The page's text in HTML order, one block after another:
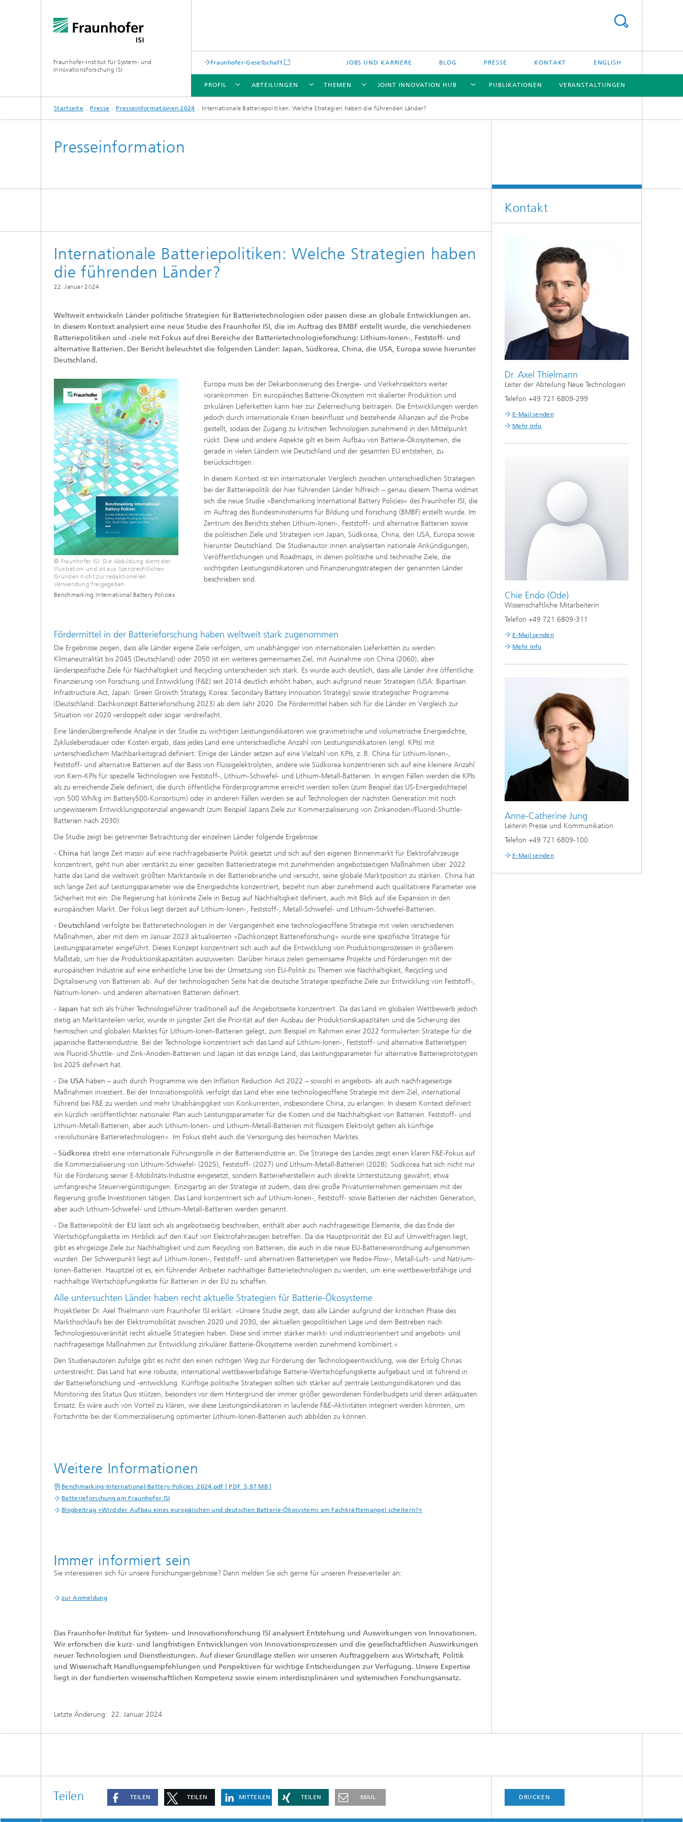
Fraunhofer-Institut für System- und
Innovationsforschung ISI
Fraunhofer-Gesellschaft JOBS UND KARRIERE BLOG PRESSE KONTAKT ENGLISH
PROFIL
PROFIL
ABTEILUNGEN
ABTEILUNGEN
THEMEN
THEMEN
JOINT INNOVATION HUB
JOINT INNOVATION HUB
PUBLIKATIONEN VERANSTALTUNGEN
Startseite Presse Presseinformationen 2024 Internationale Batteriepolitiken: Welche Strategien haben die führenden Länder?
Presseinformation
Internationale Batteriepolitiken: Welche Strategien haben
die führenden Länder?
22. Januar 2024
Weltweit entwickeln Länder politische Strategien für Batterietechnologien oder passen diese an globale Entwicklungen an.
In diesem Kontext analysiert eine neue Studie des Fraunhofer ISI, die im Auftrag des BMBF erstellt wurde, die verschiedenen
Batteriepolitiken und -ziele mit Fokus auf drei Bereiche der Batterietechnologieforschung: Lithium-Ionen-, Feststoff- und
alternative Batterien. Der Bericht beleuchtet die folgenden Länder: Japan, Südkorea, China, die USA, Europa sowie hierunter
Deutschland.
© Fraunhofer ISI. Die Abbildung dient der
Illustration und ist aus lizenzrechtlichen
Gründen nicht zur redaktionellen
Verwendung freigegeben.
Benchmarking International Battery Policies
Europa muss bei der Dekarbonisierung des Energie- und Verkehrssektors weiter
vorankommen. Ein europäisches Batterie-Ökosystem mit skalierter Produktion und
zirkulären Lieferketten kann hier zur Zielerreichung beitragen. Die Entwicklungen werden
jedoch durch internationale Krisen beeinflusst und bestehende Allianzen auf die Probe
gestellt, sodass der Zugang zu kritischen Technologien zunehmend in den Mittelpunkt
rückt. Diese und andere Aspekte gilt es beim Aufbau von Batterie-Ökosystemen, die
gerade in vielen Ländern wie Deutschland und der gesamten EU entstehen, zu
berücksichtigen.
In diesem Kontext ist ein internationaler Vergleich zwischen unterschiedlichen Strategien
bei der Batteriepolitik der hier führenden Länder hilfreich – genau diesem Thema widmet
sich die neue Studie »Benchmarking International Battery Policies« des Fraunhofer ISI, die
im Auftrag des Bundesministeriums für Bildung und Forschung (BMBF) erstellt wurde. Im
Zentrum des Berichts stehen Lithium-Ionen-, Feststoff- und alternative Batterien sowie
die politischen Ziele und Strategien von Japan, Südkorea, China, den USA, Europa sowie
hierunter Deutschland. Die Studienautor:innen analysierten nationale Ankündigungen,
Veröffentlichungen und Roadmaps, in denen politische und technische Ziele, die
wichtigsten Leistungsindikatoren und Finanzierungsstrategien der genannten Länder
beschrieben sind.
Fördermittel in der Batterieforschung haben weltweit stark zugenommen
Die Ergebnisse zeigen, dass alle Länder eigene Ziele verfolgen, um unabhängiger von internationalen Lieferketten zu werden.
Klimaneutralität bis 2045 (Deutschland) oder 2050 ist ein weiteres gemeinsames Ziel, mit Ausnahme von China (2060), aber
länderspezifische Ziele für Nachhaltigkeit und Recycling unterscheiden sich stark. Es wurde auch deutlich, dass alle Länder ihre öffentliche
Finanzierung von Forschung und Entwicklung (F&E) seit 2014 deutlich erhöht haben, auch aufgrund neuer Strategien (USA: Bipartisan
Infrastructure Act, Japan: Green Growth Strategy, Korea: Secondary Battery Innovation Strategy) sowie strategischer Programme
(Deutschland: Dachkonzept Batterieforschung 2023) ab dem Jahr 2020. Die Fördermittel haben sich für die Länder im Vergleich zur
Situation vor 2020 verdoppelt oder sogar verdreifacht.
Eine länderübergreifende Analyse in der Studie zu wichtigen Leistungsindikatoren wie gravimetrische und volumetrische Energiedichte,
Zykluslebensdauer oder Kosten ergab, dass jedes Land eine unterschiedliche Anzahl von Leistungsindikatoren (engl. KPIs) mit
unterschiedlichem Machbarkeitsgrad definiert: Einige der Länder setzen auf eine Vielzahl von KPIs, z. B. China für Lithium-Ionen-,
Feststoff- und alternative Batterien auf der Basis von Flüssigelektrolyten, andere wie Südkorea konzentrieren sich auf eine kleinere Anzahl
von Kern-KPIs für spezielle Technologien wie Feststoff-, Lithium-Schwefel- und Lithium-Metall-Batterien. In einigen Fällen werden die KPIs
als zu erreichende Ziele definiert, die durch öffentliche Förderprogramme erreicht werden sollen (zum Beispiel das US-Energiedichteziel
von 500 Wh/kg im Battery500-Konsortium) oder in anderen Fällen werden sie auf Technologien der nächsten Generation mit noch
ungewisserem Entwicklungspotenzial angewandt (zum Beispiel Japans Ziele zur Kommerzialisierung von Zinkanoden-/Fluorid-Shuttle-
Batterien nach 2030).
Die Studie zeigt bei getrennter Betrachtung der einzelnen Länder folgende Ergebnisse:
- China hat lange Zeit massiv auf eine nachfragebasierte Politik gesetzt und sich auf den eigenen Binnenmarkt für Elektrofahrzeuge
konzentriert, geht nun aber verstärkt zu einer gezielten Batteriestrategie mit zunehmenden angebotsseitigen Maßnahmen über. 2022
hatte das Land die weltweit größten Marktanteile in der Batteriebranche und versucht, seine globale Marktposition zu stärken. China hat
sich lange Zeit auf Leistungsparameter wie die Energiedichte konzentriert, bezieht nun aber zunehmend auch qualitativere Parameter wie
Sicherheit mit ein. Die Regierung hat konkrete Ziele in Bezug auf Nachhaltigkeit definiert, auch mit Blick auf die Expansion in den
europäischen Markt. Der Fokus liegt derzeit auf Lithium-Ionen-, Feststoff-, Metall-Schwefel- und Lithium-Schwefel-Batterien.
- Deutschland verfolgte bei Batterietechnologien in der Vergangenheit eine technologieoffene Strategie mit vielen verschiedenen
Maßnahmen, aber mit dem im Januar 2023 aktualisierten »Dachkonzept Batterieforschung« wurde eine spezifische Strategie für
Leistungsparameter eingeführt. Dieses Konzept konzentriert sich auch auf die Entwicklung von Produktionsprozessen in größerem
Maßstab, um hier die Produktionskapazitäten auszuweiten. Darüber hinaus zielen gemeinsame Projekte und Förderungen mit der
europäischen Industrie auf eine einheitliche Linie bei der Umsetzung von EU-Politik zu Themen wie Nachhaltigkeit, Recycling und
Digitalisierung von Batterien ab. Auf der technologischen Seite hat die deutsche Strategie spezifische Ziele zur Entwicklung von Feststoff-,
Natrium-Ionen- und anderen alternativen Batterien definiert.
- Japan hat sich als früher Technologieführer traditionell auf die Angebotsseite konzentriert. Da das Land im globalen Wettbewerb jedoch
stetig an Marktanteilen verlor, wurde in jüngster Zeit die Priorität auf den Ausbau der Produktionskapazitäten und die Sicherung des
heimischen und globalen Marktes für Lithium-Ionen-Batterien gelegt, zum Beispiel im Rahmen einer 2022 formulierten Strategie für die
japanische Batterieindustrie. Bei der Technologie konzentriert sich das Land auf Lithium-Ionen-, Feststoff- und alternative Batterietypen
wie Fluorid-Shuttle- und Zink-Anoden-Batterien und Japan ist das einzige Land, das Leistungsparameter für alternative Batterieprototypen
bis 2025 definiert hat.
- Die USA haben – auch durch Programme wie den Inflation Reduction Act 2022 – sowohl in angebots- als auch nachfrageseitige
Maßnahmen investiert. Bei der Innovationspolitik verfolgt das Land eher eine technologieoffene Strategie mit dem Ziel, international
führend bei F&E zu werden und mehr Unabhängigkeit von Konkurrenten, insbesondere China, zu erlangen. In diesem Kontext definiert
ein kürzlich veröffentlichter nationaler Plan auch Leistungsparameter für die Kosten und die Nachhaltigkeit von Batterien. Feststoff- und
Lithium-Metall-Batterien, aber auch Lithium-Ionen- und Lithium-Metall-Batterien mit flüssigem Elektrolyt gelten als künftige
»revolutionäre Batterietechnologien«. Im Fokus steht auch die Versorgung des heimischen Marktes.
- Südkorea strebt eine internationale Führungsrolle in der Batterieindustrie an. Die Strategie des Landes zeigt einen klaren F&E-Fokus auf
die Kommerzialisierung von Lithium-Schwefel- (2025), Feststoff- (2027) und Lithium-Metall-Batterien (2028). Südkorea hat sich nicht nur
für die Förderung seiner E-Mobilitäts-Industrie eingesetzt, sondern Batterieherstellern auch direkte Unterstützung gewährt, etwa
umfangreiche Steuervergünstigungen. Einzigartig an der Strategie ist zudem, dass drei große Privatunternehmen gemeinsam mit der
Regierung große Investitionen tätigen. Das Land konzentriert sich auf Lithium-Ionen-, Feststoff- sowie Batterien der nächsten Generation,
aber auch Lithium-Schwefel- und Lithium-Metall-Batterien werden genannt.
- Die Batteriepolitik der EU lässt sich als angebotsseitig beschreiben, enthält aber auch nachfrageseitige Elemente, die das Ende der
Wertschöpfungskette im Hinblick auf den Kauf von Elektrofahrzeugen betreffen. Da die Hauptpriorität der EU auf Umweltfragen liegt,
gibt es ehrgeizige Ziele zur Nachhaltigkeit und zum Recycling von Batterien, die auch in die neue EU-Batterieverordnung aufgenommen
wurden. Der Schwerpunkt liegt auf Lithium-Ionen-, Feststoff- und alternativen Batterietypen wie Redox-Flow-, Metall-Luft- und Natrium-
Ionen-Batterien. Hauptziel ist es, ein führender Anbieter nachhaltiger Batterietechnologien zu werden, um eine wettbewerbsfähige und
nachhaltige Wertschöpfungskette für Batterien in der EU zu schaffen.
Alle untersuchten Länder haben recht aktuelle Strategien für Batterie-Ökosysteme
Projektleiter Dr. Axel Thielmann vom Fraunhofer ISI erklärt: »Unsere Studie zeigt, dass alle Länder aufgrund der kritischen Phase des
Markthochlaufs bei der Elektromobilität zwischen 2020 und 2030, der aktuellen geopolitischen Lage und dem Bestreben nach
Technologiesouveränität recht aktuelle Strategien haben. Diese sind immer stärker markt- und industrieorientiert und angebots- und
nachfrageseitige Maßnahmen zur Entwicklung zirkulärer Batterie-Ökosysteme werden zunehmend kombiniert.«
Den Studienautoren zufolge gibt es nicht den einen richtigen Weg zur Förderung der Technologieentwicklung, wie der Erfolg Chinas
unterstreicht: Das Land hat eine robuste, international wettbewerbsfähige Batterie-Wertschöpfungskette aufgebaut und ist führend in
der Batterieforschung und -entwicklung. Künftige politische Strategien sollten sich stärker auf zentrale Leistungsindikatoren und das
Monitoring des Status Quo stützen, besonders vor dem Hintergrund der immer größer gewordenen Förderbudgets und deren adäquaten
Einsatz. Es wäre auch von Vorteil zu klären, wie diese Leistungsindikatoren in laufende F&E-Aktivitäten integriert werden könnten, um
Fortschritte bei der Kommerzialisierung optimierter Lithium-Ionen-Batterien auch abbilden zu können.
Weitere Informationen
Benchmarking-International-Battery-Policies_2024.pdf [ PDF 5,97 MB ]
Batterieforschung am Fraunhofer ISI
Blogbeitrag »Wird der Aufbau eines europäischen und deutschen Batterie-Ökosystems am Fachkräftemangel scheitern?«
Immer informiert sein
Sie interessieren sich für unsere Forschungsergebnisse? Dann melden Sie sich gerne für unseren Presseverteiler an:
zur Anmeldung
Das Fraunhofer-Institut für System- und Innovationsforschung ISI analysiert Entstehung und Auswirkungen von Innovationen.
Wir erforschen die kurz- und langfristigen Entwicklungen von Innovationsprozessen und die gesellschaftlichen Auswirkungen
neuer Technologien und Dienstleistungen. Auf dieser Grundlage stellen wir unseren Auftraggebern aus Wirtschaft, Politik
und Wissenschaft Handlungsempfehlungen und Perspektiven für wichtige Entscheidungen zur Verfügung. Unsere Expertise
liegt in der fundierten wissenschaftlichen Kompetenz sowie einem interdisziplinären und systemischen Forschungsansatz.
Letzte Änderung: 22. Januar 2024
Kontakt
Dr. Axel Thielmann
Leiter der Abteilung Neue Technologien
Telefon +49 721 6809-299
E-Mail senden
Mehr Info
Chie Endo (Ode)
Wissenschaftliche Mitarbeiterin
Telefon +49 721 6809-311
E-Mail senden
Mehr Info
Anne-Catherine Jung
Leiterin Presse und Kommunikation
Telefon +49 721 6809-100
E-Mail senden
Teilen TEILEN TEILEN MITTEILEN TEILEN MAIL DRUCKEN